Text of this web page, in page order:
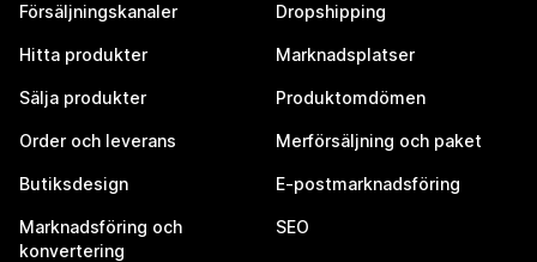
Försäljningskanaler
Hitta produkter
Sälja produkter
Order och leverans
Butiksdesign
Marknadsföring och
konvertering
Dropshipping
Marknadsplatser
Produktomdömen
Merförsäljning och paket
E-postmarknadsföring
SEO